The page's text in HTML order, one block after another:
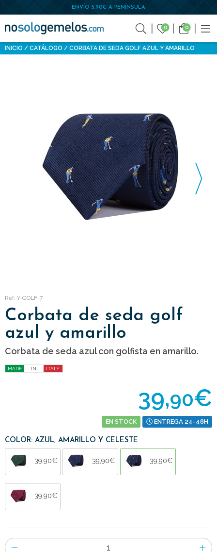
ENVÍO 5,90€ A PENÍNSULA
0 0
INICIO CATÁLOGO CORBATA DE SEDA GOLF AZUL Y AMARILLO
Ref: Y-GOLF-7
Corbata de seda golf
azul y amarillo
Corbata de seda azul con golfista en amarillo.
MADE IN ITALY
39,90€
EN STOCK ENTREGA 24-48H
COLOR: AZUL, AMARILLO Y CELESTE
39,90€ 39,90€ 39,90€
39,90€
Número